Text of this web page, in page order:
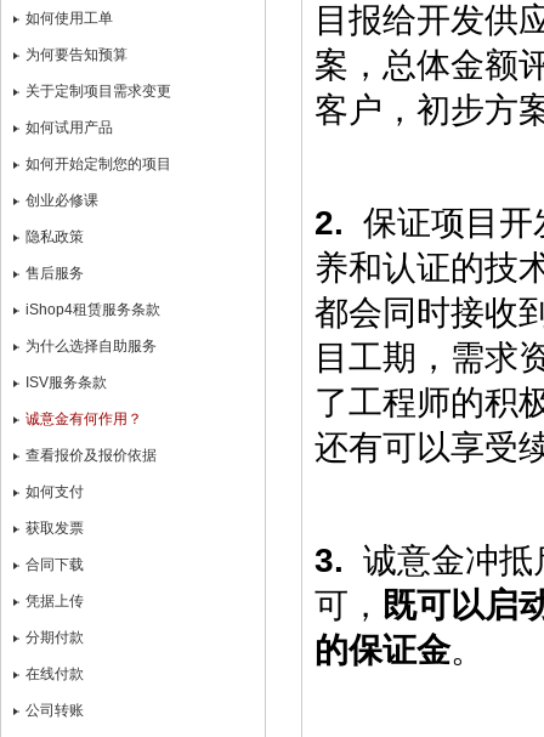
如何使用工单
为何要告知预算
关于定制项目需求变更
如何试用产品
如何开始定制您的项目
创业必修课
隐私政策
售后服务
iShop4租赁服务条款
为什么选择自助服务
ISV服务条款
诚意金有何作用？
查看报价及报价依据
如何支付
获取发票
合同下载
凭据上传
分期付款
在线付款
公司转账
目报给开发供
案，总体金额
客户，初步方
2. 保证项目开
养和认证的技
都会同时接收
目工期，需求
了工程师的积
还有可以享受
3. 诚意金冲抵
可， 既可以启
的保证金。